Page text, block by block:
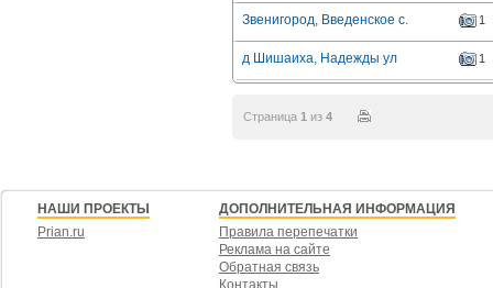
Звенигород, Введенское с. 1
д Шишаиха, Надежды ул 1
Страница 1 из 4
НАШИ ПРОЕКТЫ
Prian.ru
ДОПОЛНИТЕЛЬНАЯ ИНФОРМАЦИЯ
Правила перепечатки
Реклама на сайте
Обратная связь
Контакты